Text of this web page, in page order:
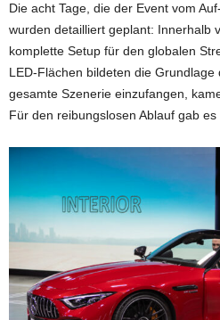
Die acht Tage, die der Event vom
wurden detailliert geplant: Innerhalb
komplette Setup für den globalen
LED-Flächen bildeten die
gesamte Szenerie einzufangen,
Für den reibungslosen Ablauf gab es